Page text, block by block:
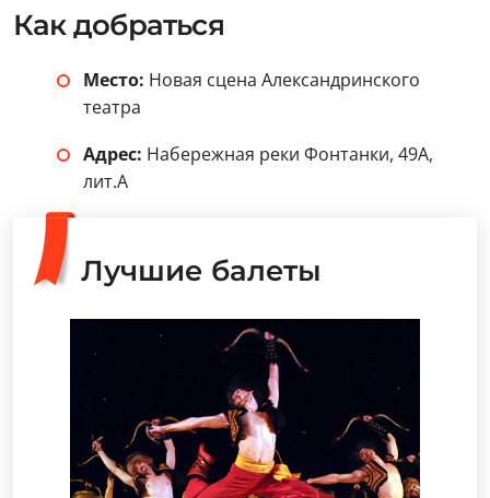
Как добраться
Место: Новая сцена Александринского
театра
Адрес: Набережная реки Фонтанки, 49А,
лит.А
Лучшие балеты